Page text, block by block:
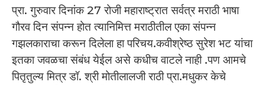
प्रा. गुरुवार दिनांक 27 रोजी महाराष्ट्रात सर्वत्र मराठी भाषा
गौरव दिन संपन्न होत त्यानिमित्त मराठीतील एका संपन्न
गझलकाराचा करून दिलेला हा परिचय.कवीश्रेष्ठ सुरेश भट यांचा
इतका जवळचा संबंध येईल असे कधीच वाटले नाही .पण आमचे
पितृतुल्य मित्र डॉ. श्री मोतीलालजी राठी प्रा.मधुकर केचे